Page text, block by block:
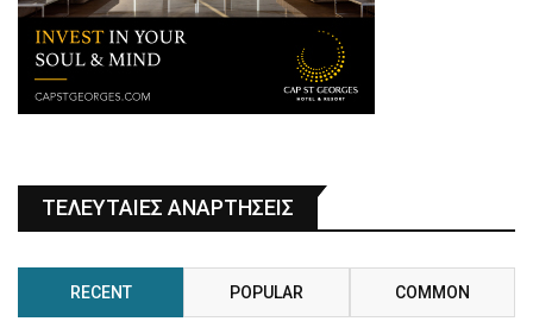
ΤΕΛΕΥΤΑΙΕΣ ΑΝΑΡΤΗΣΕΙΣ
RECENT POPULAR COMMON